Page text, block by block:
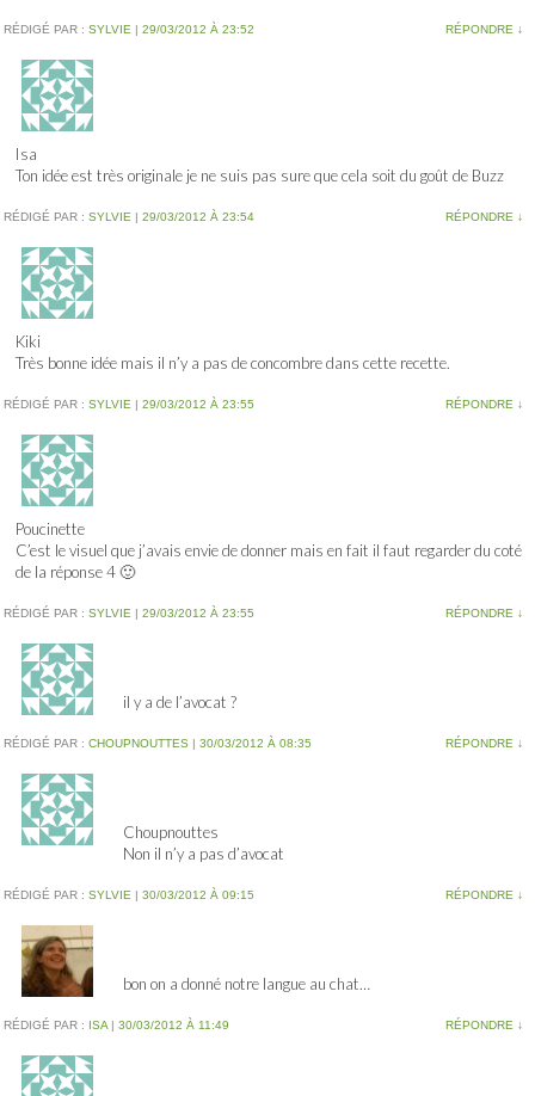
RÉDIGÉ PAR : SYLVIE | 29/03/2012 À 23:52 RÉPONDRE ↓
Isa
Ton idée est très originale je ne suis pas sure que cela soit du goût de Buzz
RÉDIGÉ PAR : SYLVIE | 29/03/2012 À 23:54 RÉPONDRE ↓
Kiki
Très bonne idée mais il n’y a pas de concombre dans cette recette.
RÉDIGÉ PAR : SYLVIE | 29/03/2012 À 23:55 RÉPONDRE ↓
Poucinette
C’est le visuel que j’avais envie de donner mais en fait il faut regarder du coté
de la réponse 4 🙂
RÉDIGÉ PAR : SYLVIE | 29/03/2012 À 23:55 RÉPONDRE ↓
il y a de l’avocat ?
RÉDIGÉ PAR : CHOUPNOUTTES | 30/03/2012 À 08:35 RÉPONDRE ↓
Choupnouttes
Non il n’y a pas d’avocat
RÉDIGÉ PAR : SYLVIE | 30/03/2012 À 09:15 RÉPONDRE ↓
bon on a donné notre langue au chat…
RÉDIGÉ PAR : ISA | 30/03/2012 À 11:49 RÉPONDRE ↓